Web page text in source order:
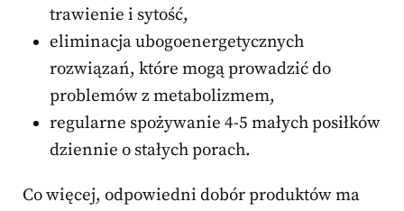
trawienie i sytość,
eliminacja ubogoenergetycznych
rozwiązań, które mogą prowadzić do
problemów z metabolizmem,
regularne spożywanie 4-5 małych posiłków
dziennie o stałych porach.
Co więcej, odpowiedni dobór produktów ma